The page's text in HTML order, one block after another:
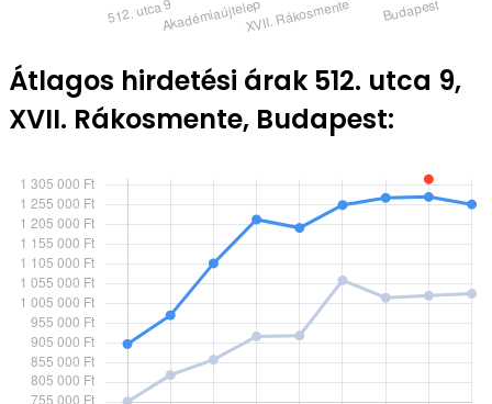
Átlagos hirdetési árak 512. utca 9,
XVII. Rákosmente, Budapest: